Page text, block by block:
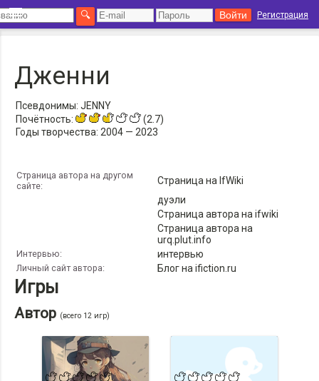
Регистрация
Дженни
Псевдонимы: JENNY
Почётность:
(2.7)
Годы творчества: 2004 — 2023
Страница автора на другом
сайте:
Страница на IfWiki
дуэли
Страница автора на ifwiki
Страница автора на
urq.plut.info
Интервью: интервью
Личный сайт автора: Блог на ifiction.ru
Игры
Автор (всего 12 игр)